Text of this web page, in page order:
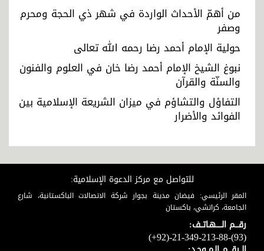
من أهمّ الأحداث الواردة في شهر ذي الحجة ومحرم
وصفر
حولية الإمام أحمد رضا رحمه الله تعالى
نبوغ الشيخ الإمام أحمد رضا خان في العلوم والفنون
والسنّة والقرآن
التفاؤل والتشاؤم في ميزان الشريعة الإسلامية بين
الفوائد والأضرار
للتواصل مع مركز الدعوة الإسلامية:
المقر الرئيسي: فيضان مدينة بجوار شركة الاتصالات الباكستانية، شارع
الجامعة، كراتشي، باكستان
رقـــم الـــــهـاتــف:
(+92)-21-349-213-88-(93)